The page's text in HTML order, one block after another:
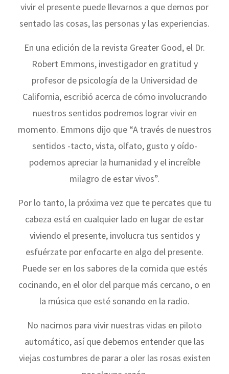
vivir el presente puede llevarnos a que demos por
sentado las cosas, las personas y las experiencias.
En una edición de la revista Greater Good, el Dr.
Robert Emmons, investigador en gratitud y
profesor de psicología de la Universidad de
California, escribió acerca de cómo involucrando
nuestros sentidos podremos lograr vivir en
momento. Emmons dijo que “A través de nuestros
sentidos -tacto, vista, olfato, gusto y oído-
podemos apreciar la humanidad y el increíble
milagro de estar vivos”.
Por lo tanto, la próxima vez que te percates que tu
cabeza está en cualquier lado en lugar de estar
viviendo el presente, involucra tus sentidos y
esfuérzate por enfocarte en algo del presente.
Puede ser en los sabores de la comida que estés
cocinando, en el olor del parque más cercano, o en
la música que esté sonando en la radio.
No nacimos para vivir nuestras vidas en piloto
automático, así que debemos entender que las
viejas costumbres de parar a oler las rosas existen